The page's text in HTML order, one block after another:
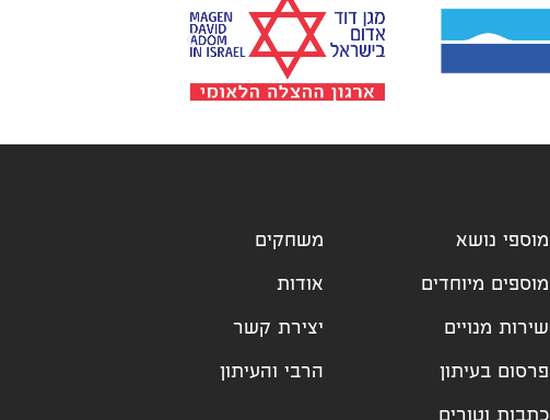
מוספי נושא
מוספים מיוחדים
שירות מנויים
פרסום בעיתון
משחקים
אודות
יצירת קשר
הרבי והעיתון